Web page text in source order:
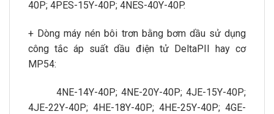
40P; 4PES-15Y-40P; 4NES-40Y-40P.
+ Dòng máy nén bôi trơn bằng bơm dầu sử dụng
công tắc áp suất dầu điện tử DeltaPII hay cơ
MP54:
4NE-14Y-40P; 4NE-20Y-40P; 4JE-15Y-40P;
4JE-22Y-40P; 4HE-18Y-40P; 4HE-25Y-40P; 4GE-